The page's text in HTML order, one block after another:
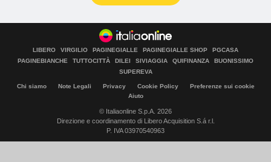
LIBERO VIRGILIO PAGINEGIALLE PAGINEGIALLE SHOP
PGCASA
PAGINEBIANCHE
TUTTOCITTÀ DILEI SIVIAGGIA QUIFINANZA
BUONISSIMO
SUPEREVA
Chi siamo Note Legali Privacy Cookie Policy
Preferenze sui cookie
Aiuto
© Italiaonline S.p.A. 2026
Direzione e coordinamento di Libero Acquisition S.á r.l.
P. IVA 03970540963